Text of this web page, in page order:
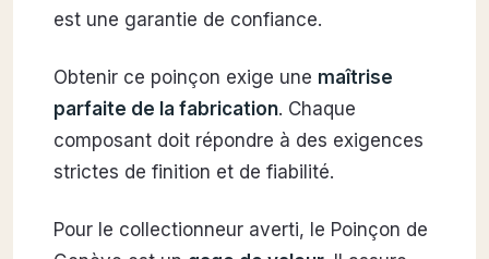
est une garantie de confiance.
Obtenir ce poinçon exige une maîtrise
parfaite de la fabrication. Chaque
composant doit répondre à des exigences
strictes de finition et de fiabilité.
Pour le collectionneur averti, le Poinçon de